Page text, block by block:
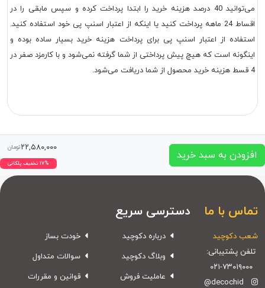
می‌توانید 40 درصد هزینه خرید را ابتدا پرداخت کرده و سپس مابقی را در
اقساط 24 ماهه پرداخت کنید یا اینکه از اعتبار اسنپ پی خود استفاده کنید.
استفاده از اعتبار اسنپ پی برای پرداخت هزینه خرید بسیار ساده بوده و
اینگونه است که هیچ پیش پرداختی از شما گرفته نمی‌شود و با کارمزد صفر در
4 قسط هزینه خرید محصول از شما دریافت می‌شود.
افزودن به سبد خرید
۲۲,۵۸۰,۰۰۰تومان
۱۷% تخفیف پلکانی
تماس با ما
شعب دکوچید
تلفن پشتیبانی:
۰۲۱-۷۳۰۱۹۰۰۰
@decochid
دسترسی سریع
درباره دکوچید
وبلاگ دکوچید
عاملیت فروش
خودت بساز
سوالات متداول
قوانین و مقررات